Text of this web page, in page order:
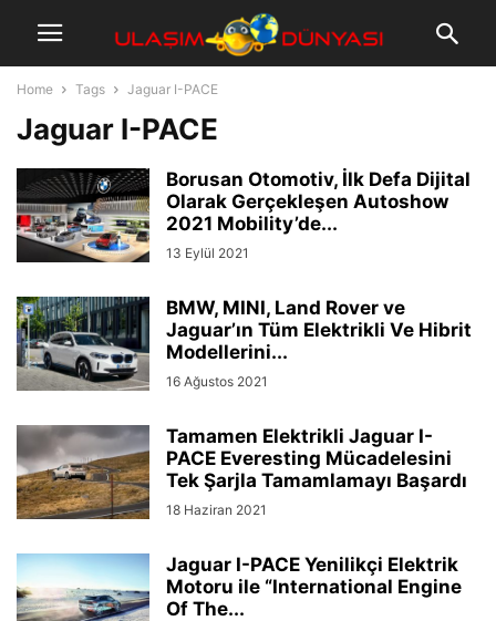
Home Tags Jaguar I-PACE
Jaguar I-PACE
Borusan Otomotiv, İlk Defa Dijital
Olarak Gerçekleşen Autoshow
2021 Mobility’de...
13 Eylül 2021
BMW, MINI, Land Rover ve
Jaguar’ın Tüm Elektrikli Ve Hibrit
Modellerini...
16 Ağustos 2021
Tamamen Elektrikli Jaguar I-
PACE Everesting Mücadelesini
Tek Şarjla Tamamlamayı Başardı
18 Haziran 2021
Jaguar I-PACE Yenilikçi Elektrik
Motoru ile “International Engine
Of The...